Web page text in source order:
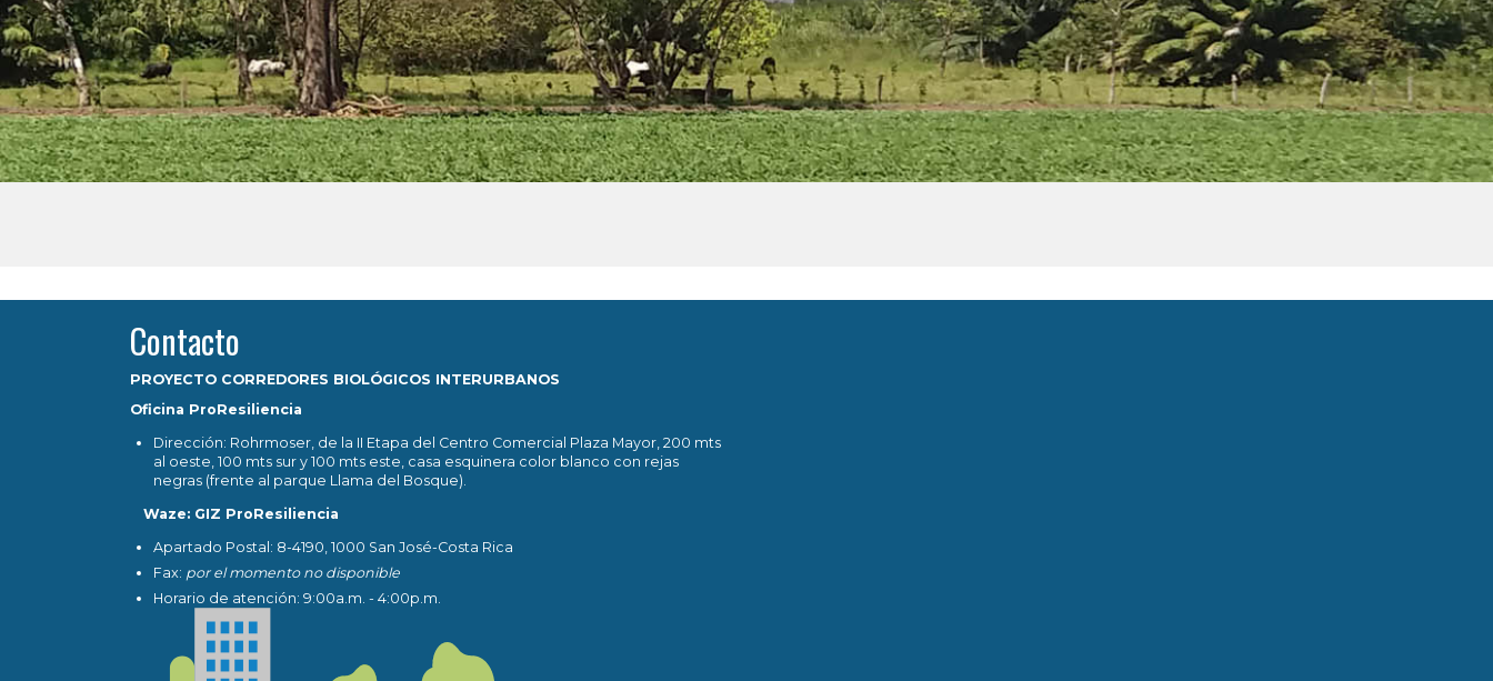
Contacto
PROYECTO CORREDORES BIOLÓGICOS INTERURBANOS
Oficina ProResiliencia
Dirección: Rohrmoser, de la II Etapa del Centro Comercial Plaza Mayor, 200 mts
al oeste, 100 mts sur y 100 mts este, casa esquinera color blanco con rejas
negras (frente al parque Llama del Bosque).
Waze: GIZ ProResiliencia
Apartado Postal: 8-4190, 1000 San José-Costa Rica
Fax: por el momento no disponible
Horario de atención: 9:00a.m. - 4:00p.m.